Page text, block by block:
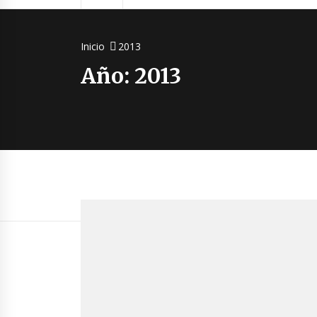
Inicio 2013
Año: 2013